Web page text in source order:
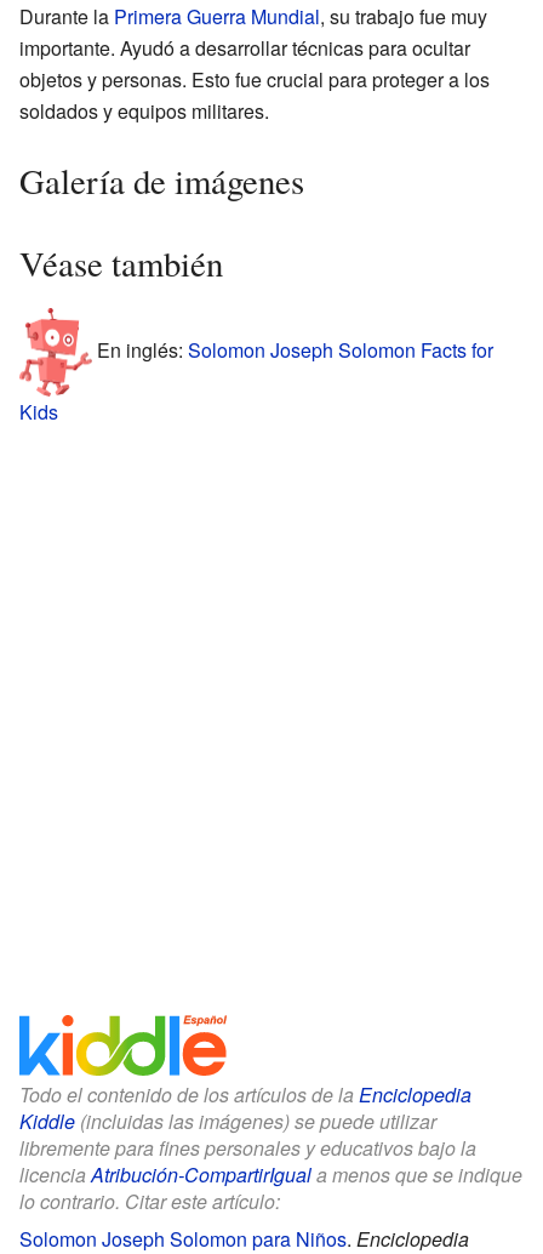
Durante la Primera Guerra Mundial, su trabajo fue muy
importante. Ayudó a desarrollar técnicas para ocultar
objetos y personas. Esto fue crucial para proteger a los
soldados y equipos militares.
Galería de imágenes
Véase también
En inglés: Solomon Joseph Solomon Facts for
Kids
Todo el contenido de los artículos de la Enciclopedia
Kiddle (incluidas las imágenes) se puede utilizar
libremente para fines personales y educativos bajo la
licenciaAtribución-CompartirIguala menos que se indique
lo contrario. Citar este artículo:
Solomon Joseph Solomon para Niños. Enciclopedia